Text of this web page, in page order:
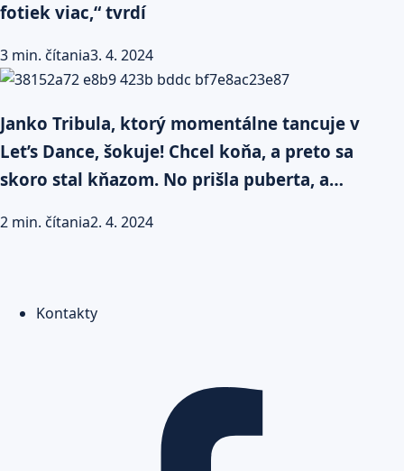
fotiek viac,“ tvrdí
3 min. čítania3. 4. 2024
Janko Tribula, ktorý momentálne tancuje v
Let’s Dance, šokuje! Chcel koňa, a preto sa
skoro stal kňazom. No prišla puberta, a…
2 min. čítania2. 4. 2024
Kontakty